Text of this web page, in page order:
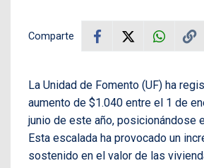
Comparte
La Unidad de Fomento (UF) ha
aumento de $1.040 entre el 1 de
junio de este año, posicionándose
Esta escalada ha provocado un
sostenido en el valor de las